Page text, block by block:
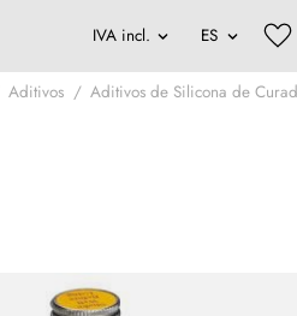
Aditivos Aditivos de Silicona de